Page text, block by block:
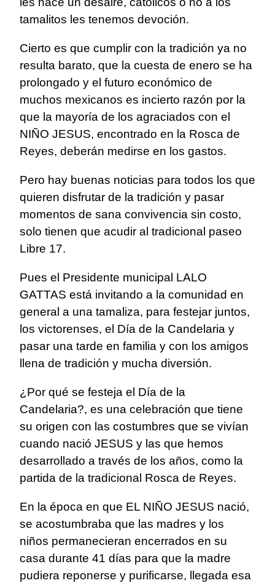
tamalitos les tenemos devoción.
Cierto es que cumplir con la tradición ya no
resulta barato, que la cuesta de enero se ha
prolongado y el futuro económico de
muchos mexicanos es incierto razón por la
que la mayoría de los agraciados con el
NIÑO JESUS, encontrado en la Rosca de
Reyes, deberán medirse en los gastos.
Pero hay buenas noticias para todos los que
quieren disfrutar de la tradición y pasar
momentos de sana convivencia sin costo,
solo tienen que acudir al tradicional paseo
Libre 17.
Pues el Presidente municipal LALO
GATTAS está invitando a la comunidad en
general a una tamaliza, para festejar juntos,
los victorenses, el Día de la Candelaria y
pasar una tarde en familia y con los amigos
llena de tradición y mucha diversión.
¿Por qué se festeja el Día de la
Candelaria?, es una celebración que tiene
su origen con las costumbres que se vivían
cuando nació JESUS y las que hemos
desarrollado a través de los años, como la
partida de la tradicional Rosca de Reyes.
En la época en que EL NIÑO JESUS nació,
se acostumbraba que las madres y los
niños permanecieran encerrados en su
casa durante 41 días para que la madre
pudiera reponerse y purificarse, llegada esa